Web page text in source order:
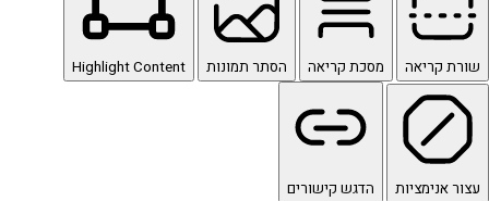
שורת קריאה מסכת קריאה הסתר תמונות Highlight Content
עצור אנימציות
הדגש קישורים